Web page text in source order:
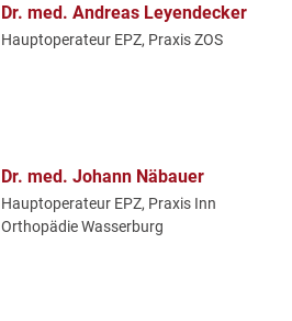
Dr. med. Andreas Leyendecker
Hauptoperateur EPZ, Praxis ZOS
Dr. med. Johann Näbauer
Hauptoperateur EPZ, Praxis Inn
Orthopädie Wasserburg